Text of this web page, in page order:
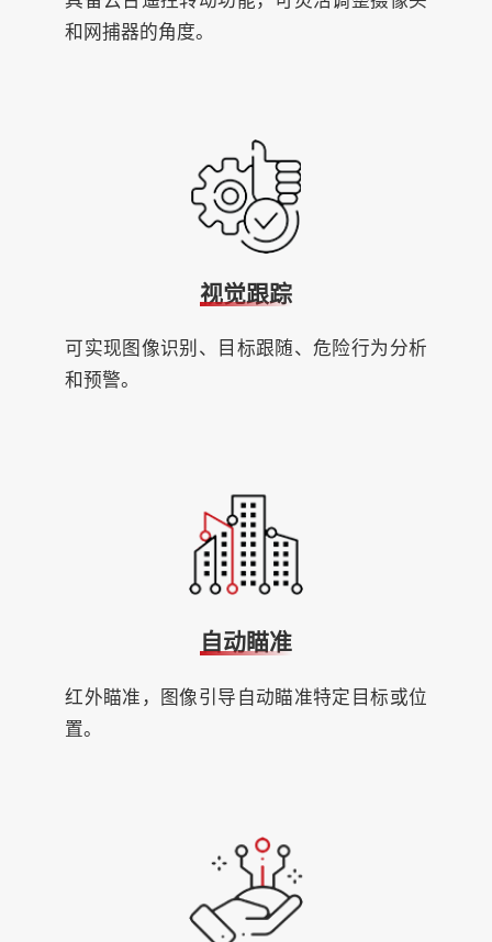
和网捕器的角度。
视觉跟踪
可实现图像识别、目标跟随、危险行为分析
和预警。
自动瞄准
红外瞄准，图像引导自动瞄准特定目标或位
置。